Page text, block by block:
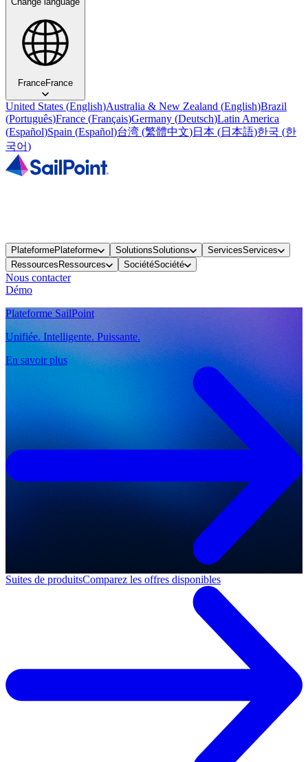
FranceFrance
United States (English)Australia & New Zealand (English)Brazil
(Português)France (Français)Germany (Deutsch)Latin America
(Español)Spain (Español)台湾 (繁體中文)日本 (日本語)한국 (한
국어)
PlateformePlateforme SolutionsSolutions ServicesServices
Ressources Ressources SociétéSociété
Nous contacter
Démo
Plateforme SailPoint
Unifiée. Intelligente. Puissante.
En savoir plus
Suites de produitsComparez les offres disponibles